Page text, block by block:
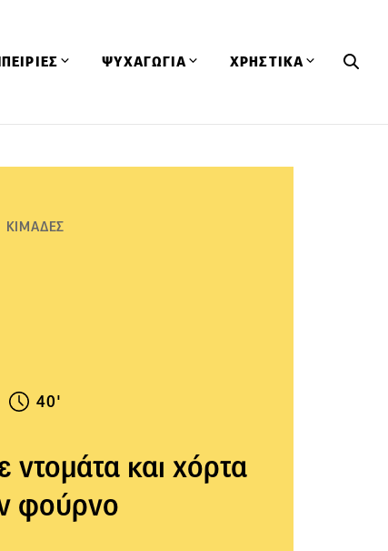
ΨΥΧΑΓΩΓΙΑ ΧΡΗΣΤΙΚΑ
ΚΙΜΑΔΕΣ
40'
ντομάτα και χόρτα
φούρνο